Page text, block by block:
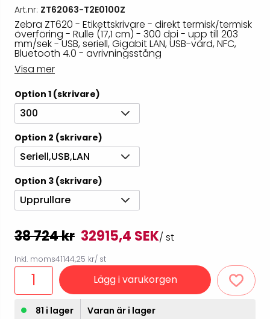
Art.nr: ZT62063-T2E0100Z
Zebra ZT620 - Etikettskrivare - direkt termisk/termisk
överföring - Rulle (17,1 cm) - 300 dpi - upp till 203
mm/sek - USB, seriell, Gigabit LAN, USB-värd, NFC,
Bluetooth 4.0 - avrivningsstång
Visa mer
Option 1 (skrivare)
300
Option 2 (skrivare)
Seriell,USB,LAN
Option 3 (skrivare)
Upprullare
38 724 kr 32915,4 SEK/ st
Inkl. moms41144,25 kr/ st
Lägg i varukorgen
81 i lager Varan är i lager